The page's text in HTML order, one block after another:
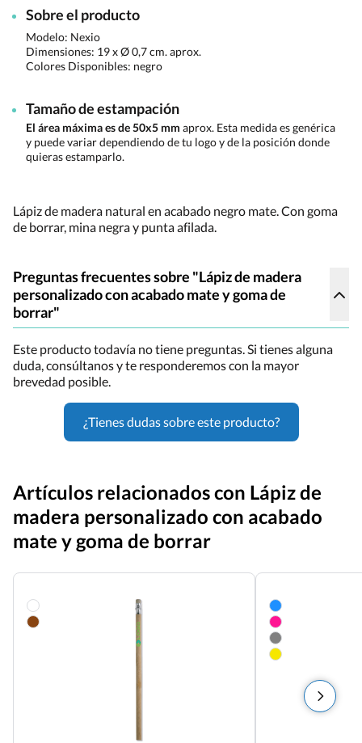
Sobre el producto
Modelo: Nexio
Dimensiones: 19 x Ø 0,7 cm. aprox.
Colores Disponibles: negro
Tamaño de estampación
El área máxima es de 50x5 mm aprox. Esta medida es genérica
y puede variar dependiendo de tu logo y de la posición donde
quieras estamparlo.
Lápiz de madera natural en acabado negro mate. Con goma
de borrar, mina negra y punta afilada.
Preguntas frecuentes sobre "Lápiz de madera
personalizado con acabado mate y goma de
borrar"
Este producto todavía no tiene preguntas. Si tienes alguna
duda, consúltanos y te responderemos con la mayor
brevedad posible.
¿Tienes dudas sobre este producto?
Artículos relacionados con Lápiz de
madera personalizado con acabado
mate y goma de borrar